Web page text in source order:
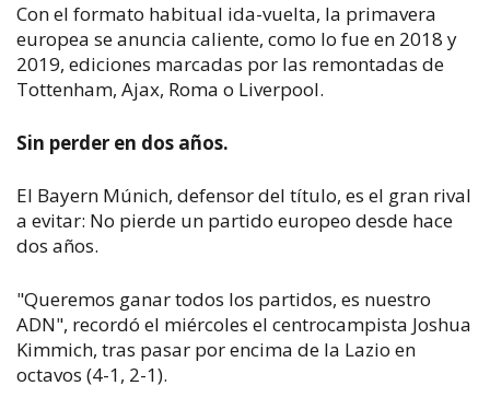
Con el formato habitual ida-vuelta, la primavera
europea se anuncia caliente, como lo fue en 2018 y
2019, ediciones marcadas por las remontadas de
Tottenham, Ajax, Roma o Liverpool.
Sin perder en dos años.
El Bayern Múnich, defensor del título, es el gran rival
a evitar: No pierde un partido europeo desde hace
dos años.
"Queremos ganar todos los partidos, es nuestro
ADN", recordó el miércoles el centrocampista Joshua
Kimmich, tras pasar por encima de la Lazio en
octavos (4-1, 2-1).